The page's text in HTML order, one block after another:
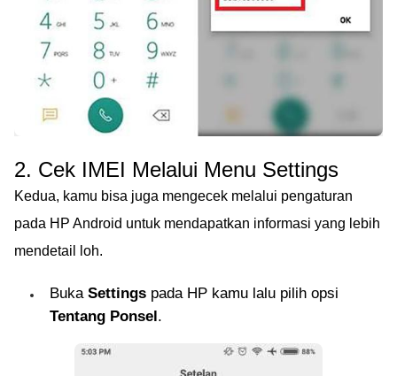
2. Cek IMEI Melalui Menu Settings
Kedua, kamu bisa juga mengecek melalui pengaturan
pada HP Android untuk mendapatkan informasi yang lebih
mendetail loh.
Buka Settings pada HP kamu lalu pilih opsi
Tentang Ponsel .